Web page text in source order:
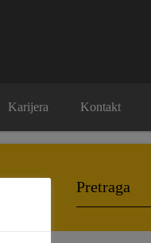
Karijera Kontakt